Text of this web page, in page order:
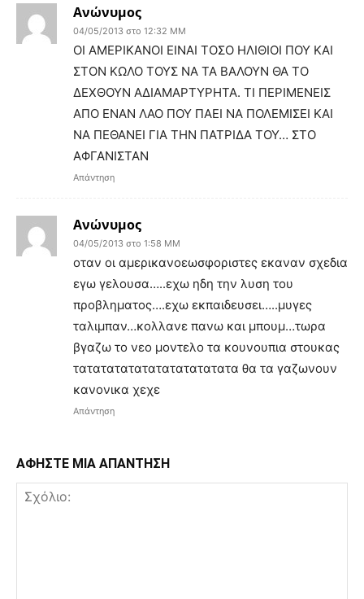
Ανώνυμος
04/05/2013 στο 12:32 ΜΜ
ΟΙ ΑΜΕΡΙΚΑΝΟΙ ΕΙΝΑΙ ΤΟΣΟ ΗΛΙΘΙΟΙ ΠΟΥ ΚΑΙ
ΣΤΟΝ ΚΩΛΟ ΤΟΥΣ ΝΑ ΤΑ ΒΑΛΟΥΝ ΘΑ ΤΟ
ΔΕΧΘΟΥΝ ΑΔΙΑΜΑΡΤΥΡΗΤΑ. ΤΙ ΠΕΡΙΜΕΝΕΙΣ
ΑΠΟ ΕΝΑΝ ΛΑΟ ΠΟΥ ΠΑΕΙ ΝΑ ΠΟΛΕΜΙΣΕΙ ΚΑΙ
ΝΑ ΠΕΘΑΝΕΙ ΓΙΑ ΤΗΝ ΠΑΤΡΙΔΑ ΤΟΥ… ΣΤΟ
ΑΦΓΑΝΙΣΤΑΝ
Απάντηση
Ανώνυμος
04/05/2013 στο 1:58 ΜΜ
οταν οι αμερικανοεωσφοριστες εκαναν σχεδια
εγω γελουσα…..εχω ηδη την λυση του
προβληματος….εχω εκπαιδευσει…..μυγες
ταλιμπαν…κολλανε πανω και μπουμ…τωρα
βγαζω το νεο μοντελο τα κουνουπια στουκας
τατατατατατατατατατατατα θα τα γαζωνουν
κανονικα χεχε
Απάντηση
ΑΦΗΣΤΕ ΜΙΑ ΑΠΑΝΤΗΣΗ